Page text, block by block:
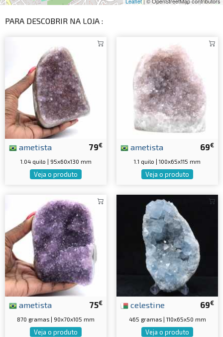
PARA DESCOBRIR NA LOJA :
79€
ametista
1.04 quilo | 95x60x130 mm
Veja o produto
69€
ametista
1.1 quilo | 100x65x115 mm
Veja o produto
75€
ametista
870 gramas | 90x70x105 mm
Veja o produto
69€
celestine
465 gramas | 110x65x50 mm
Veja o produto